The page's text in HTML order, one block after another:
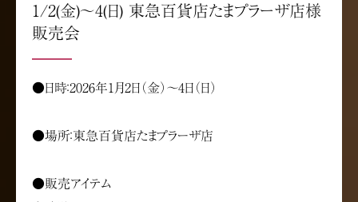
1/2(金)～4(日) 東急百貨店たまプラーザ店様
販売会
●日時：2026年1月2日（金）～4日（日）
●場所：東急百貨店たまプラーザ店
●販売アイテム